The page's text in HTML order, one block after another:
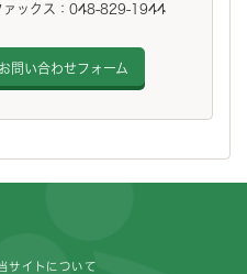
ックス：048-829-1944
お問い合わせフォーム
サイトについて